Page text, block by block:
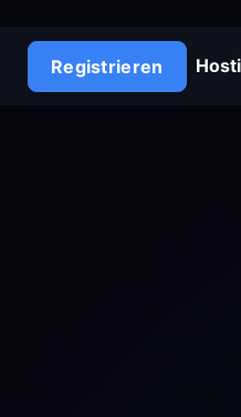
Registrieren